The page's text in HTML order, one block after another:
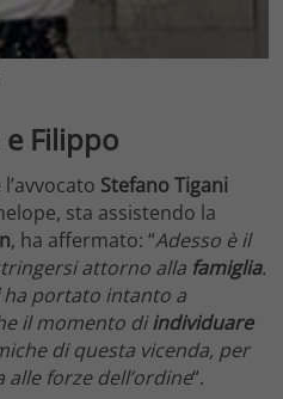
Filippo
Stefano Tigani
sta assistendo la
, ha affermato: “Adesso è il
attorno alla famiglia.
ha portato intanto a
il momento diindividuare
di questa vicenda, per
forze dell’ordine“.